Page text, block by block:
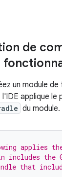
de
un module
applique le
du module.
applies
includes the
that